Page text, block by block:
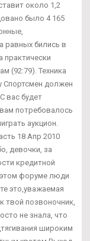
около 1,2
было 4 165
равных бились в
практически
(92:79). Техника
Спортсмен должен
вас будет
потребовалось
аукцион.
18 Апр 2010
девочки, за
кредитной
этом форуме люди
это,уважаемая
твой позвоночник,
не знала, что
широким